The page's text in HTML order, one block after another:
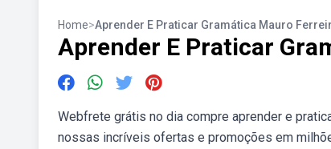
Home>Aprender E Praticar Gramática Mauro
Aprender E Praticar
Webfrete grátis no dia compre aprender e
nossas incríveis ofertas e promoções em